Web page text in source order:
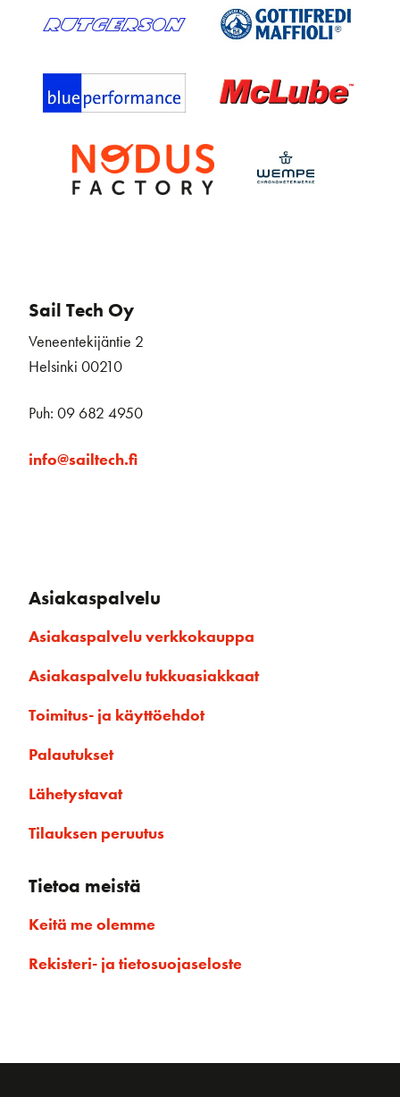
Sail Tech Oy
Veneentekijäntie 2
Helsinki 00210
Puh: 09 682 4950
info@sailtech.fi
Asiakaspalvelu
Asiakaspalvelu verkkokauppa
Asiakaspalvelu tukkuasiakkaat
Toimitus- ja käyttöehdot
Palautukset
Lähetystavat
Tilauksen peruutus
Tietoa meistä
Keitä me olemme
Rekisteri- ja tietosuojaseloste